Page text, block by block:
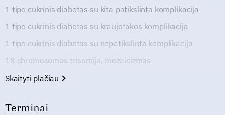
1 tipo cukrinis diabetas su kita patikslinta komplikacija
1 tipo cukrinis diabetas su kraujotakos komplikacija
1 tipo cukrinis diabetas su nepatikslinta komplikacija
18 chromosomos trisomija, mozaicizmas
Skaityti plačiau
Terminai